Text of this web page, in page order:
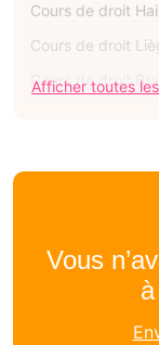
Cours de droit
Cours de droit
Cours de droit
Afficher toutes
Vous